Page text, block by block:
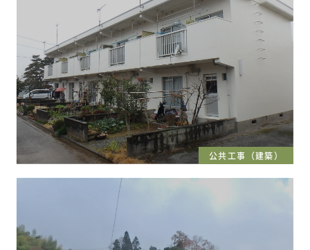
公共工事（建築）